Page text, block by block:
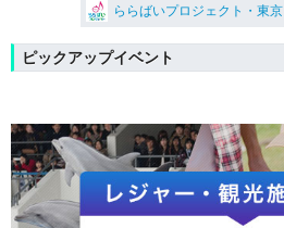
ららばいプロジェクト・東京
ピックアップイベント